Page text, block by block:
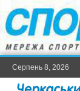
Серпень 8, 2026